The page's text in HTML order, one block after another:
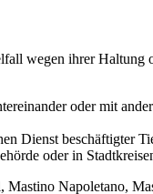
wegen ihrer Haltung
oder mit
Dienst beschäftigter
oder in
Napoletano,